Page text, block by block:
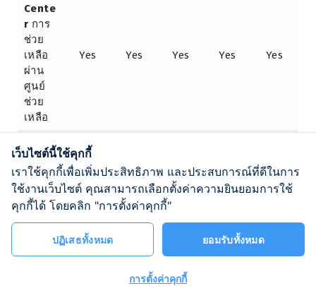
Cente
r การ
ช่วย
เหลือ
ผ่าน
ศูนย์
ช่วย
เหลือ
Yes Yes Yes Yes Yes
Active
Tech
Suppo
rt
(Ticke
t, Live
Chat)
– – Yes Yes Yes
เว็บไซต์นี้ใช้คุกกี้
เราใช้คุกกี้เพื่อเพิ่มประสิทธิภาพ และประสบการณ์ที่ดีในการ
ใช้งานเว็บไซต์ คุณสามารถเลือกตั้งค่าความยินยอมการใช้
คุกกี้ได้ โดยคลิก "การตั้งค่าคุกกี้"
ปฏิเสธทั้งหมด ยอมรับทั้งหมด
การตั้งค่าคุกกี้